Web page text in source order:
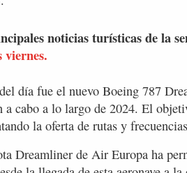
noticias turísticas de la
viernes.
día fue el nuevo Boeing 787
a cabo a lo largo de 2024. El
la oferta de rutas y
Dreamliner de Air Europa ha